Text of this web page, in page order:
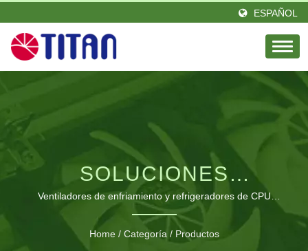
ESPAÑOL
SOLUCIONES
AVANZADAS DE
GESTIÓN TÉRMICA
Ventiladores de enfriamiento y refrigeradores de CPU
diseñados con tecnología de vanguardia para una óptima
disipación del calor
Home / Categoría / Productos